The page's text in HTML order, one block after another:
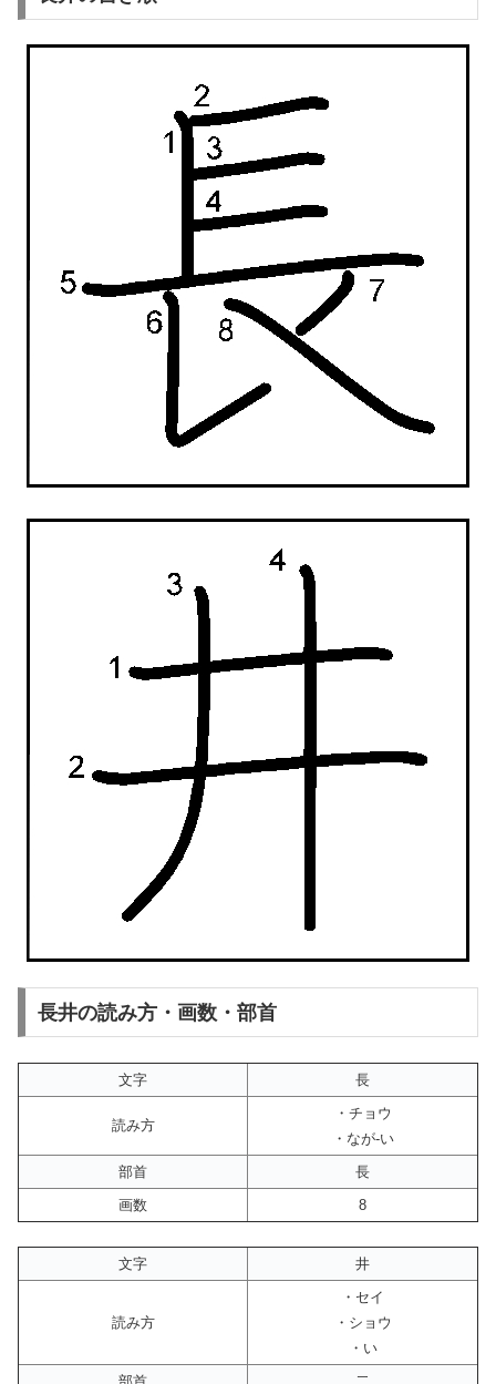
長井の読み方・画数・部首
文字 長
読み方
・チョウ
・なが-い
部首
長
画数
8
文字 井
読み方
・セイ
・ショウ
・い